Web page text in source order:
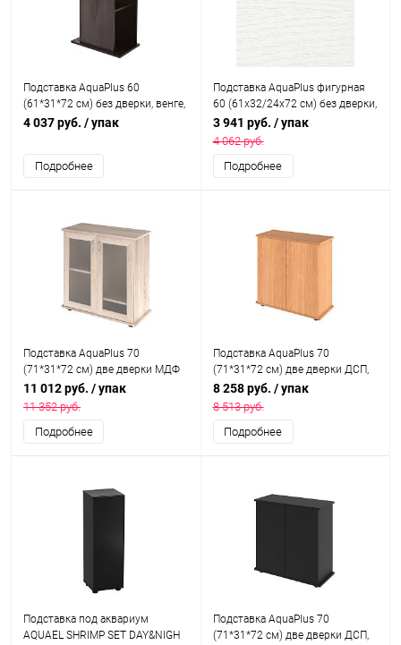
Подставка AquaPlus 60
(61*31*72 см) без дверки, венге,
в коробке, подходит для
4 037 руб. / упак
Подробнее
Подставка AquaPlus фигурная
60 (61х32/24х72 см) без дверки,
белое дерево, в коробке,
подходит для модели
аквариума STD Ф70
3 941 руб. / упак
4 062 руб.
Подробнее
Подставка AquaPlus 70
(71*31*72 см) две дверки МДФ
со стеклом, дуб сонома , в
коробке, подходит для модели
аквариума LUX П100
11 012 руб. / упак
11 352 руб.
Подробнее
Подставка AquaPlus 70
(71*31*72 см) две дверки ДСП,
бук, в коробке, подходит для
модели аквариума LUX П100
8 258 руб. / упак
8 513 руб.
Подробнее
Подставка под аквариум
AQUAEL SHRIMP SET DAY&NIGH
Подставка AquaPlus 70
(71*31*72 см) две дверки ДСП,